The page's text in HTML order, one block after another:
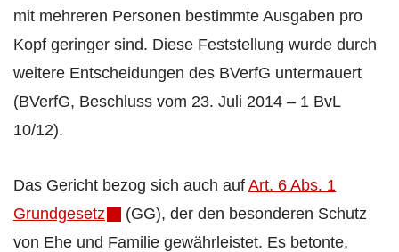
mit mehreren Personen bestimmte Ausgaben pro
Kopf geringer sind. Diese Feststellung wurde durch
weitere Entscheidungen des BVerfG untermauert
(BVerfG, Beschluss vom 23. Juli 2014 – 1 BvL
10/12).
Das Gericht bezog sich auch auf Art. 6 Abs. 1
Grundgesetz
(GG), der den besonderen Schutz
von Ehe und Familie gewährleistet. Es betonte,